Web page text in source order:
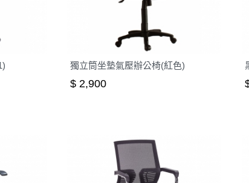
獨立筒坐墊氣壓辦公椅(紅色)
$ 2,900